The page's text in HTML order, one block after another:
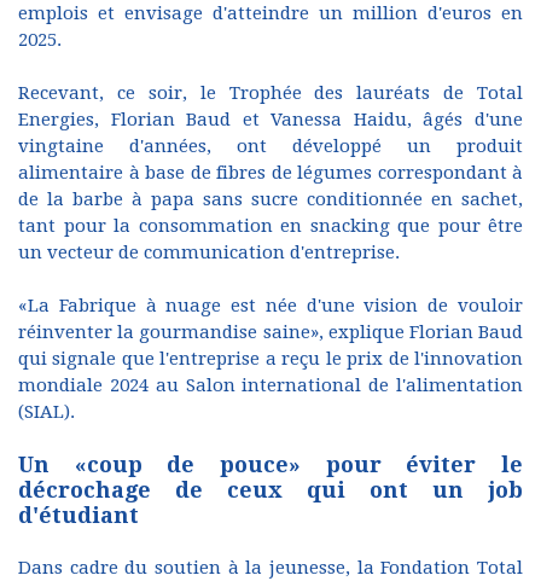
emplois et envisage d'atteindre un million d'euros en
2025.
Recevant, ce soir, le Trophée des lauréats de Total
Energies, Florian Baud et Vanessa Haidu, âgés d'une
vingtaine d'années, ont développé un produit
alimentaire à base de fibres de légumes correspondant à
de la barbe à papa sans sucre conditionnée en sachet,
tant pour la consommation en snacking que pour être
un vecteur de communication d'entreprise.
«La Fabrique à nuage est née d'une vision de vouloir
réinventer la gourmandise saine», explique Florian Baud
qui signale que l'entreprise a reçu le prix de l'innovation
mondiale 2024 au Salon international de l'alimentation
(SIAL).
Un «coup de pouce» pour éviter le
décrochage de ceux qui ont un job
d'étudiant
Dans cadre du soutien à la jeunesse, la Fondation Total